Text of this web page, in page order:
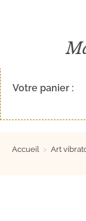
Votre panier :
Accueil > Art